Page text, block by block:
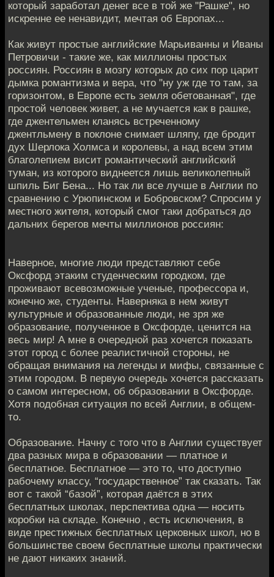
который заработал денег все в той же "Рашке", но
искренне ее ненавидит, мечтая об Европах...
Как живут простые английские Марьиванны и Иваны
Петровичи - такие же, как миллионы простых
россиян. Россиян в мозгу которых до сих пор царит
дымка романтизма и вера, что "ну уж где то там, за
горизонтом, в Европе есть земля обетованная", где
простой человек живет, а не мучается как в рашке,
где джентельмен кланясь встреченному
джентльмену в поклоне снимает шляпу, где бродит
дух Шерлока Холмса и королевы, а над всем этим
благолепием висит романтический английский
туман, из которого виднеется лишь великолепный
шпиль Биг Бена... Но так ли все лучше в Англии по
сравнению с Урюпинском и Бобровском? Спросим у
местного жителя, который смог таки добраться до
дальних берегов мечты миллионов россиян:
Наверное, многие люди представляют себе
Оксфорд этаким студенческим городком, где
проживают всевозможные ученые, профессора и,
конечно же, студенты. Наверняка в нем живут
культурные и образованные люди, не зря же
образование, полученное в Оксфорде, ценится на
весь мир! А мне в очередной раз хочется показать
этот город с более реалистичной стороны, не
обращая внимания на легенды и мифы, связанные с
этим городом. В первую очередь хочется рассказать
о самом интересном, об образовании в Оксфорде.
Хотя подобная ситуация по всей Англии, в общем-
то.
Образование. Начну с того что в Англии существует
два разных мира в образовании — платное и
бесплатное. Бесплатное — это то, что доступно
рабочему классу, “государственное” так сказать. Так
вот с такой “базой”, которая даётся в этих
бесплатных школах, перспектива одна — носить
коробки на складе. Конечно , есть исключения, в
виде престижных бесплатных церковных школ, но в
большинстве своем бесплатные школы практически
не дают никаких знаний.